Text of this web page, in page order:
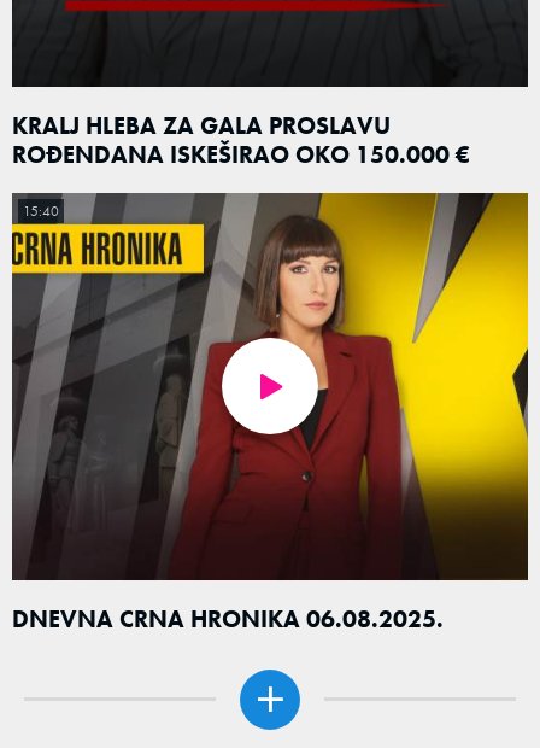
KRALJ HLEBA ZA GALA PROSLAVU
ROĐENDANA ISKEŠIRAO OKO 150.000 €
DNEVNA CRNA HRONIKA 06.08.2025.
15:40